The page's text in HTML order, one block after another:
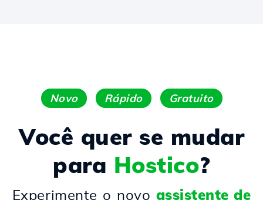
Novo Rápido Gratuito
Você quer se mudar
para Hostico?
Experimente o novo assistente de